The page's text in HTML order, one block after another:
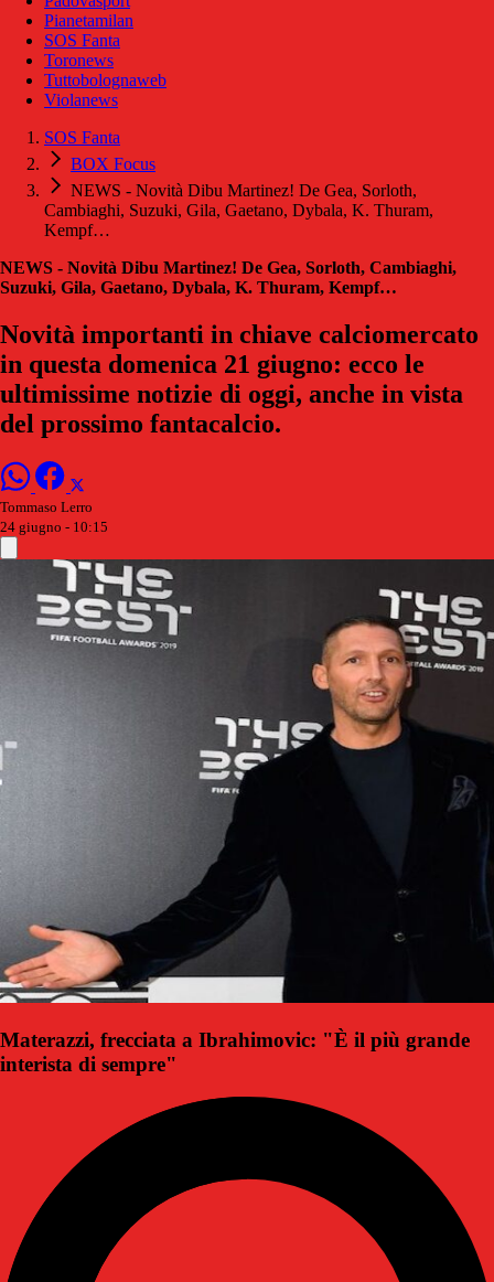
Pianetamilan
SOS Fanta
Toronews
Tuttobolognaweb
Violanews
SOS Fanta
BOX Focus
NEWS - Novità Dibu Martinez! De Gea, Sorloth,
Cambiaghi, Suzuki, Gila, Gaetano, Dybala, K. Thuram,
Kempf…
NEWS - Novità Dibu Martinez! De Gea, Sorloth, Cambiaghi,
Suzuki, Gila, Gaetano, Dybala, K. Thuram, Kempf…
Novità importanti in chiave calciomercato
in questa domenica 21 giugno: ecco le
ultimissime notizie di oggi, anche in vista
del prossimo fantacalcio.
Tommaso Lerro
24 giugno - 10:15
Materazzi, frecciata a Ibrahimovic: "È il più grande
interista di sempre"